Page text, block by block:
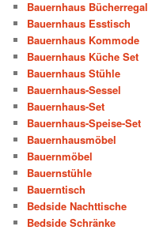
Bauernhaus Bücherregal
Bauernhaus Esstisch
Bauernhaus Kommode
Bauernhaus Küche Set
Bauernhaus Stühle
Bauernhaus-Sessel
Bauernhaus-Set
Bauernhaus-Speise-Set
Bauernhausmöbel
Bauernmöbel
Bauernstühle
Bauerntisch
Bedside Nachttische
Bedside Schränke